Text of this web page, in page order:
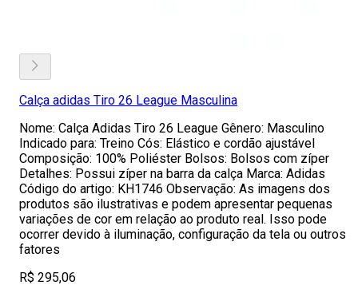
Calça adidas Tiro 26 League Masculina
Nome: Calça Adidas Tiro 26 League Gênero: Masculino
Indicado para: Treino Cós: Elástico e cordão ajustável
Composição: 100% Poliéster Bolsos: Bolsos com zíper
Detalhes: Possui zíper na barra da calça Marca: Adidas
Código do artigo: KH1746 Observação: As imagens dos
produtos são ilustrativas e podem apresentar pequenas
variações de cor em relação ao produto real. Isso pode
ocorrer devido à iluminação, configuração da tela ou outros
fatores
R$ 295,06